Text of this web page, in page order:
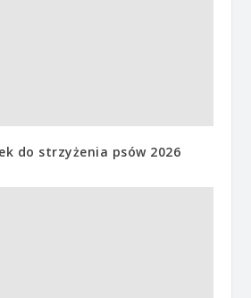
do strzyżenia psów 2026